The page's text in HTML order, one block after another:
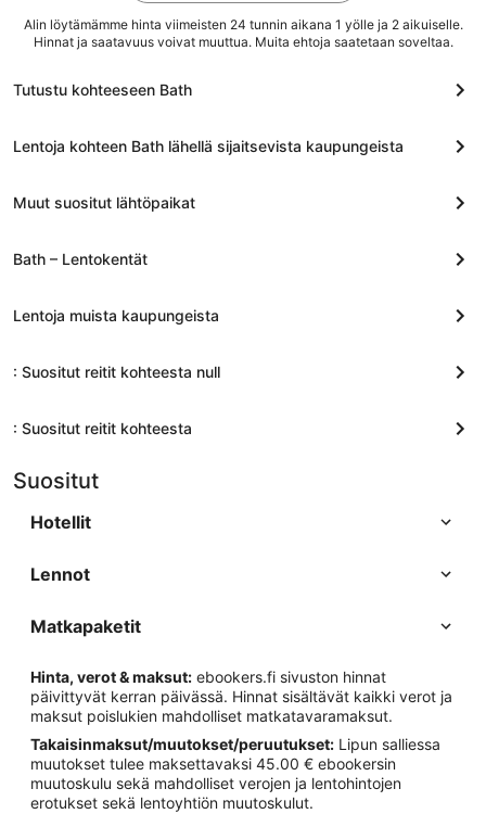
Alin löytämämme hinta viimeisten 24 tunnin aikana 1 yölle ja 2 aikuiselle.
Hinnat ja saatavuus voivat muuttua. Muita ehtoja saatetaan soveltaa.
Tutustu kohteeseen Bath
Lentoja kohteen Bath lähellä sijaitsevista kaupungeista
Muut suositut lähtöpaikat
Bath – Lentokentät
Lentoja muista kaupungeista
: Suositut reitit kohteesta null
: Suositut reitit kohteesta
Suositut
Hotellit
Lennot
Matkapaketit
Hinta, verot & maksut: ebookers.fi sivuston hinnat
päivittyvät kerran päivässä. Hinnat sisältävät kaikki verot ja
maksut poislukien mahdolliset matkatavaramaksut.
Takaisinmaksut/muutokset/peruutukset: Lipun salliessa
muutokset tulee maksettavaksi 45.00 € ebookersin
muutoskulu sekä mahdolliset verojen ja lentohintojen
erotukset sekä lentoyhtiön muutoskulut.